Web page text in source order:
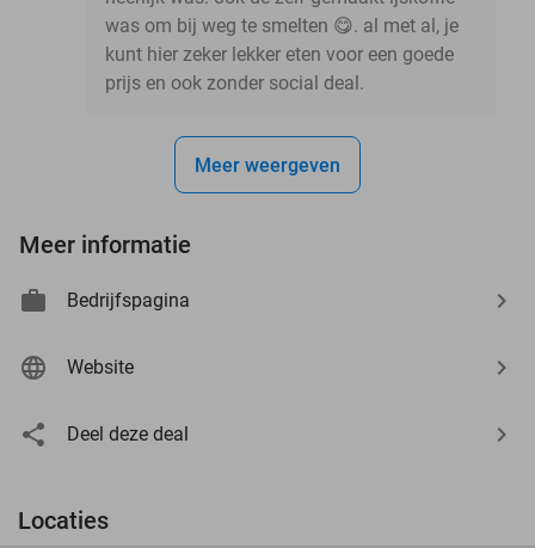
was om bij weg te smelten 😋. al met al, je
kunt hier zeker lekker eten voor een goede
prijs en ook zonder social deal.
Meer weergeven
Meer informatie
Bedrijfspagina
Website
Deel deze deal
Locaties